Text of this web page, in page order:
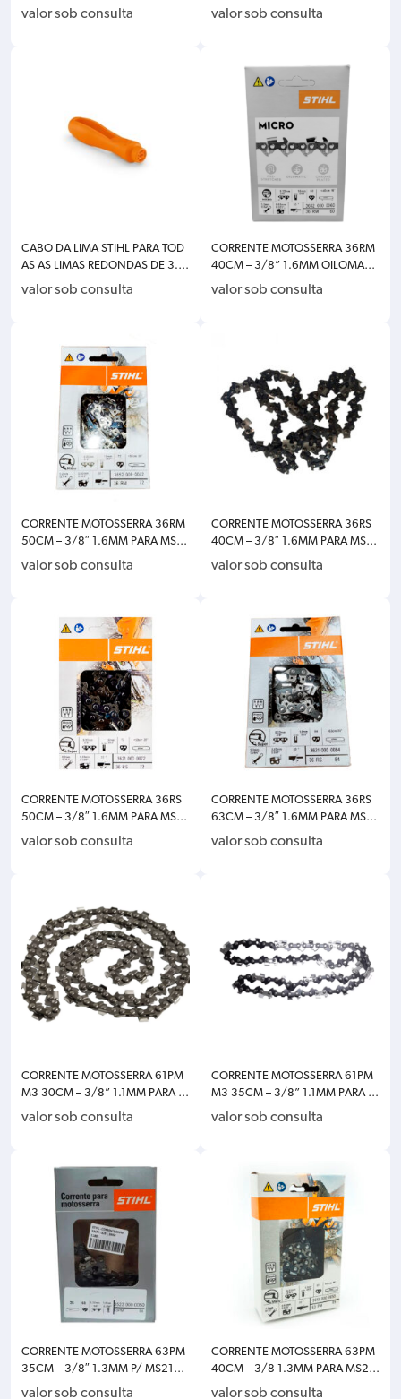
0-2162
valor sob consulta
A FS160/220/280/290/300/3
valor sob consulta
CABO DA LIMA STIHL PARA TOD
AS AS LIMAS REDONDAS DE 3.2
– 5.5MM DE DIAMETRO 0000-8
valor sob consulta
CORRENTE MOTOSSERRA 36RM
40CM – 3/8” 1.6MM OILOMATI
C PARA MS310/MS260/MS361/
valor sob consulta
CORRENTE MOTOSSERRA 36RM
50CM – 3/8″ 1.6MM PARA MS3
82/460/650/660 STIHL 3652-
valor sob consulta
CORRENTE MOTOSSERRA 36RS
40CM – 3/8″ 1.6MM PARA MS31
0/361/460/362/382 STIHL 35
valor sob consulta
CORRENTE MOTOSSERRA 36RS
50CM – 3/8″ 1.6MM PARA MS3
62/382/460/650/660 STIHL 3
valor sob consulta
CORRENTE MOTOSSERRA 36RS
63CM – 3/8″ 1.6MM PARA MS4
62/651/661 STIHL 3621-000-0
valor sob consulta
CORRENTE MOTOSSERRA 61PM
M3 30CM – 3/8” 1.1MM PARA M
S170/180/193T/HT75/131 STIH
valor sob consulta
CORRENTE MOTOSSERRA 61PM
M3 35CM – 3/8” 1.1MM PARA M
S180 STIHL 3610-000-0050
valor sob consulta
CORRENTE MOTOSSERRA 63PM
35CM – 3/8″ 1.3MM P/ MS210/
MS230/MS250 STIHL 3523-00
valor sob consulta
CORRENTE MOTOSSERRA 63PM
40CM – 3/8 1.3MM PARA MS23
0/MS250 STIHL 3613-000-005
valor sob consulta